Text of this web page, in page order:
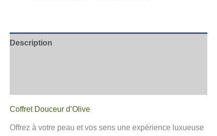
Description
Coffret Douceur d’Olive
Offrez à votre peau et vos sens une expérience luxueuse